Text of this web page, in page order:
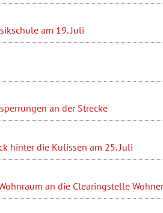
am 19. Juli
an der Strecke
hinter die Kulissen am 25. Juli
an die Clearingstelle